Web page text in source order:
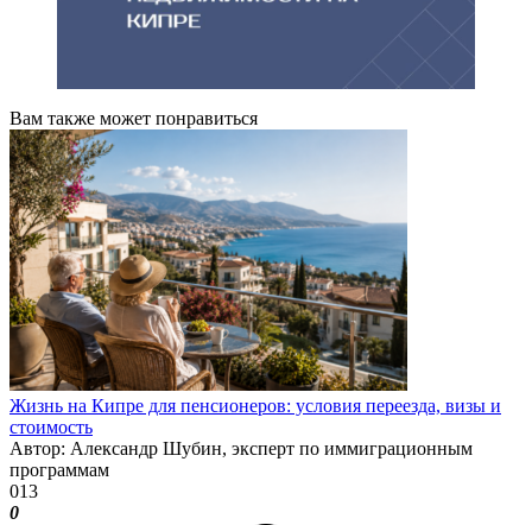
Вам также может понравиться
Жизнь на Кипре для пенсионеров: условия переезда, визы и
стоимость
Автор: Александр Шубин, эксперт по иммиграционным
программам
013
0